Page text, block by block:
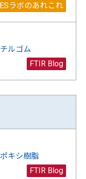
ラボのあれこれ
ルゴム
FTIR Blog
キシ樹脂
FTIR Blog